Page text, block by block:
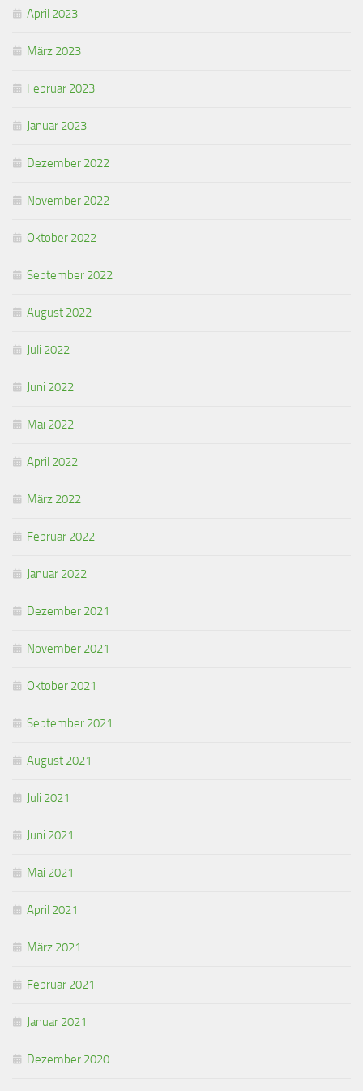
April 2023
März 2023
Februar 2023
Januar 2023
Dezember 2022
November 2022
Oktober 2022
September 2022
August 2022
Juli 2022
Juni 2022
Mai 2022
April 2022
März 2022
Februar 2022
Januar 2022
Dezember 2021
November 2021
Oktober 2021
September 2021
August 2021
Juli 2021
Juni 2021
Mai 2021
April 2021
März 2021
Februar 2021
Januar 2021
Dezember 2020